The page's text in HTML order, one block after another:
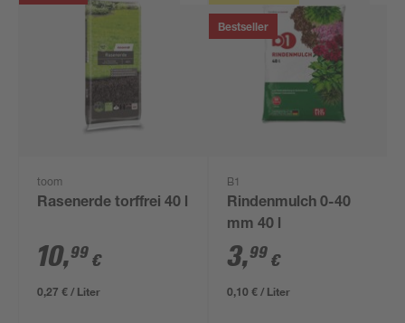
toom
Rasenerde torffrei 40 l
10,99 €
0,27 € / Liter
Bestseller
B1
Rindenmulch 0-40
mm 40 l
3,99 €
0,10 € / Liter